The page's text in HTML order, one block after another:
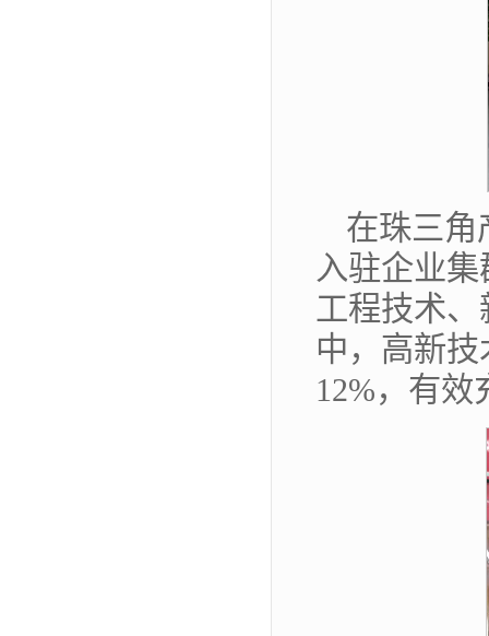
在珠三角
入驻企业
工程技术
中，高新
12%，有